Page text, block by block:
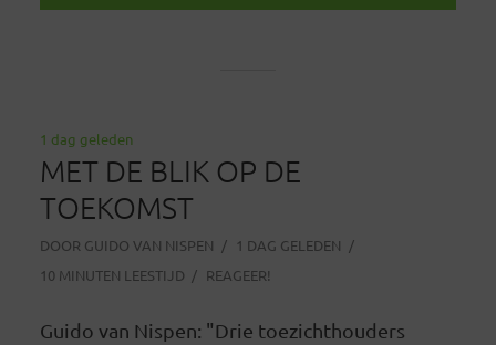
1 dag geleden
MET DE BLIK OP DE
TOEKOMST
DOOR GUIDO VAN NISPEN
1 DAG GELEDEN
10 MINUTEN LEESTIJD
REAGEER!
Guido van Nispen: "Drie toezichthouders